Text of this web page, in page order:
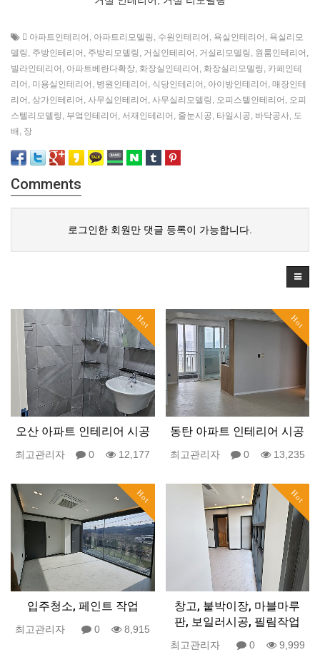
 아파트인테리어 , 아파트리모델링 , 수원인테리어 , 욕실인테리어 , 욕실리모
델링 , 주방인테리어 , 주방리모델링 , 거실인테리어 , 거실리모델링 , 원룸인테리어 ,
빌라인테리어 , 아파트베란다확장, 화장실인테리어 , 화장실리모델링 , 카페인테
리어 , 미용실인테리어 , 병원인테리어 , 식당인테리어 , 아이방인테리어 , 매장인테
리어 , 상가인테리어 , 사무실인테리어 , 사무실리모델링 , 오피스텔인테리어 , 오피
스텔리모델링 , 부엌인테리어 , 서재인테리어 , 줄눈시공, 타일시공, 바닥공사, 도
배 , 장
Comments
로그인한 회원만 댓글 등록이 가능합니다.
Hot
오산 아파트 인테리어 시공
최고관리자 0 12,177
Hot
동탄 아파트 인테리어 시공
최고관리자 0 13,235
Hot
입주청소, 페인트 작업
최고관리자 0 8,915
Hot
창고, 붙박이장, 마블마루
판, 보일러시공, 필림작업
최고관리자 0 9,999